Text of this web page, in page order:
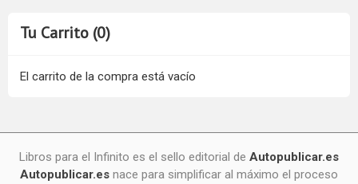
Tu Carrito (0)
El carrito de la compra está vacío
Libros para el Infinito es el sello editorial de Autopublicar.es
Autopublicar.es nace para simplificar al máximo el proceso